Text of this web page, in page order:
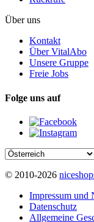
Über uns
Kontakt
Über VitalAbo
Unsere Gruppe
Freie Jobs
Folge uns auf
© 2010-2026
Impressum und
Datenschutz
Allgemeine